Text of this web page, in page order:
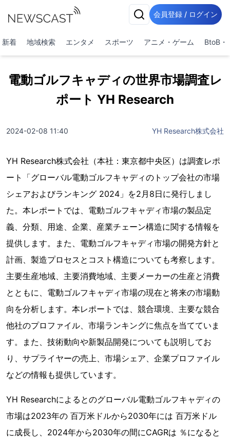
会員登録 / ログイン
新着 地域検索 エンタメ スポーツ アニメ・ゲーム BtoB・
電動ゴルフキャディの世界市場調査レ
ポート YH Research
2024-02-08 11:40 YH Research株式会社
YH Research株式会社（本社：東京都中央区）は調査レポ
ート「グローバル電動ゴルフキャディのトップ会社の市場
シェアおよびランキング 2024」を2月8日に発行しまし
た。本レポートでは、電動ゴルフキャディ市場の製品定
義、分類、用途、企業、産業チェーン構造に関する情報を
提供します。また、電動ゴルフキャディ市場の開発方針と
計画、製造プロセスとコスト構造についても考察します。
主要生産地域、主要消費地域、主要メーカーの生産と消費
とともに、電動ゴルフキャディ市場の現在と将来の市場動
向を分析します。本レポートでは、競合環境、主要な競合
他社のプロファイル、市場ランキングに焦点を当てていま
す。また、技術動向や新製品開発についても説明してお
り、サプライヤーの売上、市場シェア、企業プロファイル
などの情報も提供しています。
YH Researchによるとのグローバル電動ゴルフキャディの
市場は2023年の 百万米ドルから2030年には 百万米ドル
に成長し、2024年から2030年の間にCAGRは ％になると